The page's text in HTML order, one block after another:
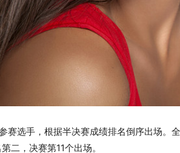
赛选手，根据半决赛成绩排名倒序出场。
二，决赛第11个出场。